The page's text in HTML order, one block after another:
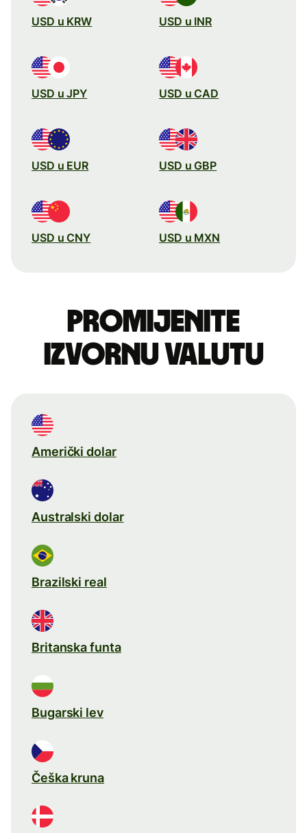
USD u KRW USD u INR
USD u JPY USD u CAD
USD u EUR USD u GBP
USD u CNY USD u MXN
Promijenite
izvornu valutu
Američki dolar
Australski dolar
Brazilski real
Britanska funta
Bugarski lev
Češka kruna